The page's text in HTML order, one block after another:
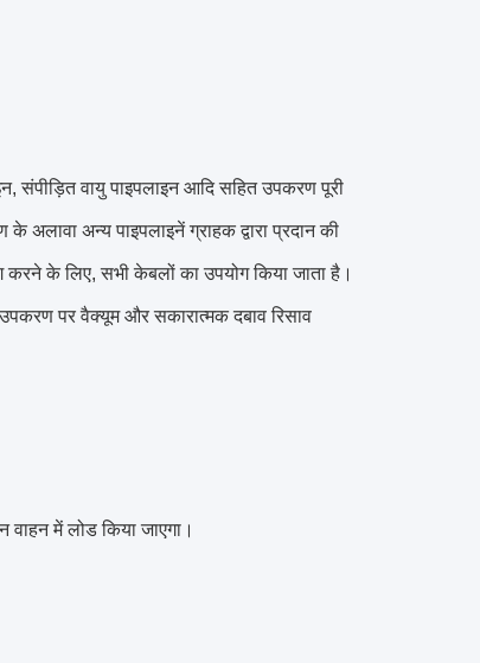
संपीड़ित वायु पाइपलाइन आदि सहित उपकरण पूरी
अन्य पाइपलाइनें ग्राहक द्वारा प्रदान की
करने के लिए, सभी केबलों का उपयोग किया जाता है।
पर वैक्यूम और सकारात्मक दबाव रिसाव
में लोड किया जाएगा।